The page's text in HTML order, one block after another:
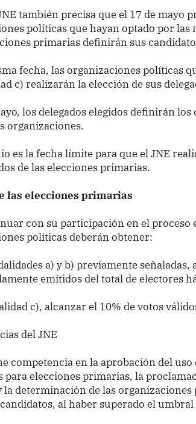
también precisa que el 17 de mayo
políticas que hayan optado por las
primarias definirán sus
fecha, las organizaciones políticas
c) realizarán la elección de sus
los delegados elegidos definirán los
organizaciones.
es la fecha límite para que el JNE
de las elecciones primarias.
las elecciones primarias
con su participación en el proceso
políticas deberán obtener:
a) y b) previamente señaladas,
emitidos del total de electores
c), alcanzar el 10% de votos
del JNE
competencia en la aprobación del uso
para elecciones primarias, la
la determinación de las organizaciones
al haber superado el